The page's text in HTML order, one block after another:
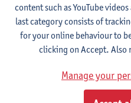
Zelfstandig academisch
associate professor
Internal mandates
content such as YouTube
last category consists of
for your online behaviour to
clicking on Accept. Also
Manage your